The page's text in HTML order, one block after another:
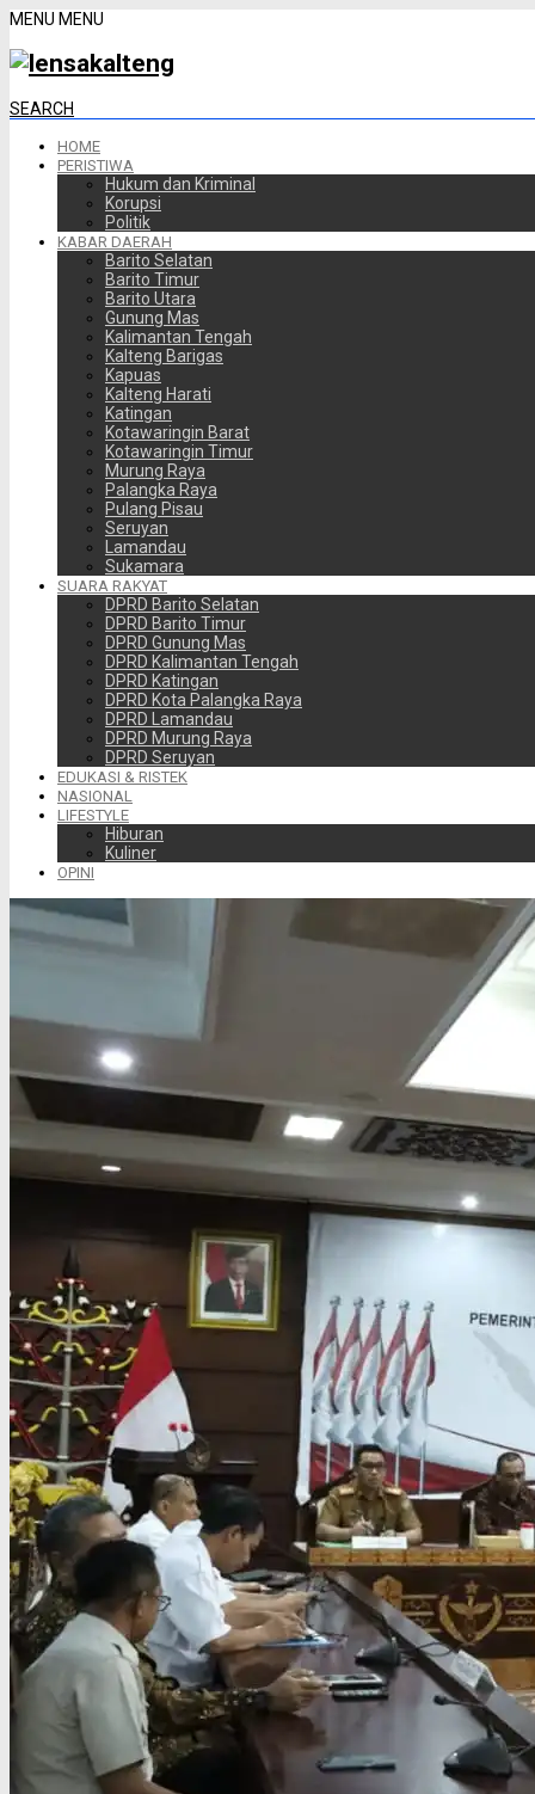
MENU MENU
SEARCH
HOME
PERISTIWA
Hukum dan Kriminal
Korupsi
Politik
KABAR DAERAH
Barito Selatan
Barito Timur
Barito Utara
Gunung Mas
Kalimantan Tengah
Kalteng Barigas
Kapuas
Kalteng Harati
Katingan
Kotawaringin Barat
Kotawaringin Timur
Murung Raya
Palangka Raya
Pulang Pisau
Seruyan
Lamandau
Sukamara
SUARA RAKYAT
DPRD Barito Selatan
DPRD Barito Timur
DPRD Gunung Mas
DPRD Kalimantan Tengah
DPRD Katingan
DPRD Kota Palangka Raya
DPRD Lamandau
DPRD Murung Raya
DPRD Seruyan
EDUKASI & RISTEK
NASIONAL
LIFESTYLE
Hiburan
Kuliner
OPINI